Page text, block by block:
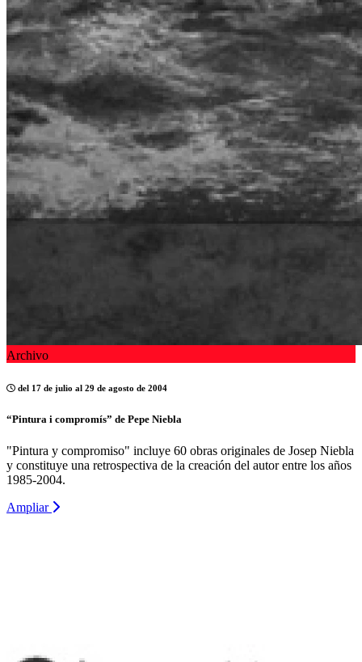
Archivo
del 17 de julio al 29 de agosto de 2004
“Pintura i compromís” de Pepe Niebla
"Pintura y compromiso" incluye 60 obras originales de Josep Niebla
y constituye una retrospectiva de la creación del autor entre los años
1985-2004.
Ampliar